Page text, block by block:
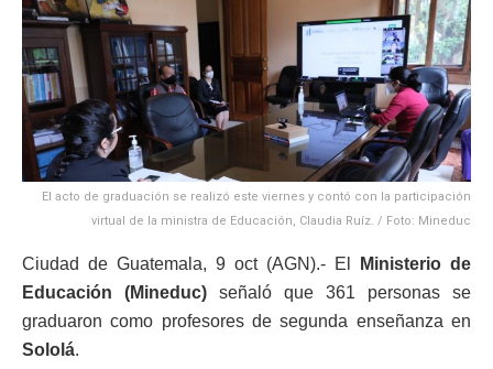
El acto de graduación se realizó este viernes y contó con la participación
virtual de la ministra de Educación, Claudia Ruíz. / Foto: Mineduc
Ciudad de Guatemala, 9 oct (AGN).- El
Ministerio de
Educación (Mineduc) señaló que 361 personas se
graduaron como profesores de segunda enseñanza en
Sololá.